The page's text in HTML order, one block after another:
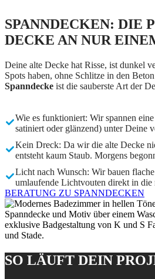
SPANNDECKEN: DIE
DECKE AN NUR
Deine alte Decke hat Risse, ist dunkel
Spots haben, ohne Schlitze in den
Spanndecke ist die sauberste Art der
Wie es funktioniert: Wir spannen
satiniert oder glänzend) unter Deine
Kein Dreck: Da wir die alte Decke
entsteht kaum Staub. Morgens
Licht nach Wunsch: Wir bauen
umlaufende Lichtvouten direkt in die
BERATUNG ZU SPANNDECKEN
SO LÄUFT DEIN